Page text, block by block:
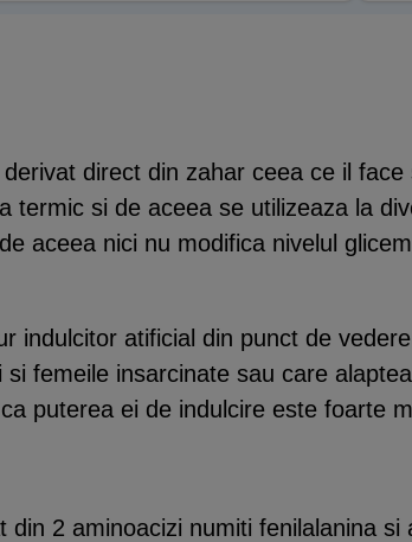
direct din zahar ceea ce il
termic si de aceea se utilizeaza la
aceea nici nu modifica nivelul
indulcitor atificial din punct de
femeile insarcinate sau care
puterea ei de indulcire este foarte
din 2 aminoacizi numiti fenilalanina